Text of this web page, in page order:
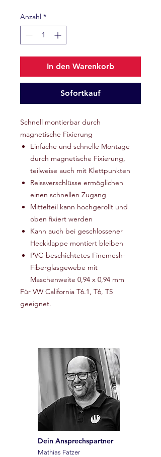
Anzahl *
In den Warenkorb
Sofortkauf
Schnell montierbar durch
magnetische Fixierung
Einfache und schnelle Montage
durch magnetische Fixierung,
teilweise auch mit Klettpunkten
Reissverschlüsse ermöglichen
einen schnellen Zugang
Mittelteil kann hochgerollt und
oben fixiert werden
Kann auch bei geschlossener
Heckklappe montiert bleiben
PVC-beschichtetes Finemesh-
Fiberglasgewebe mit
Maschenweite 0,94 x 0,94 mm
Für VW California T6.1, T6, T5
geeignet.
Dein Ansprechspartner
Mathias Fatzer